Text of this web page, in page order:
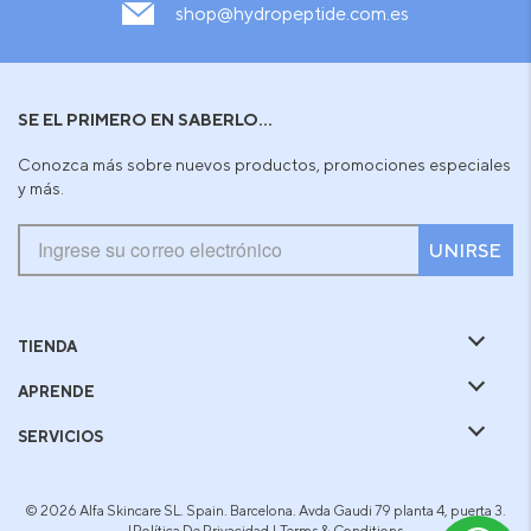
shop@hydropeptide.com.es
TIENDA
APRENDE
SERVICIOS
SE EL PRIMERO EN SABERLO...
Conozca más sobre nuevos productos, promociones especiales
y más.
UNIRSE
© 2026 Alfa Skincare SL. Spain. Barcelona. Avda Gaudi 79 planta 4, puerta 3.